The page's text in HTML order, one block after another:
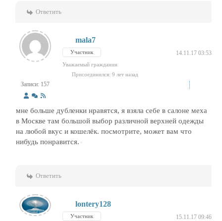
Ответить
Записи: 157
mala7
Участник 14.11.17 03:53
Уважаемый гражданин
Присоединился: 9 лет назад
мне больше дубленки нравятся, я взяла себе в салоне меха
в Москве там большой выбор различной верхней одежды
на любой вкус и кошелёк. посмотрите, может вам что
нибудь понравится.
Ответить
lontery128
Участник 15.11.17 09:46